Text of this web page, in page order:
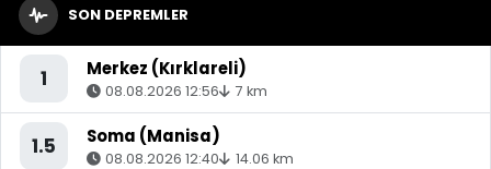
SON DEPREMLER
1 Merkez (Kırklareli)
08.08.2026 12:56 7 km
1.5 Soma (Manisa)
08.08.2026 12:40 14.06 km